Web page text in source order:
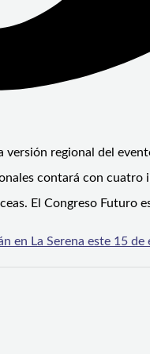
versión regional del
contará con cuatro
El Congreso Futuro
en La Serena este 15 de